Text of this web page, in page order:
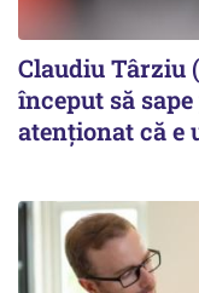
Claudiu Târziu
început să
atenționat că e